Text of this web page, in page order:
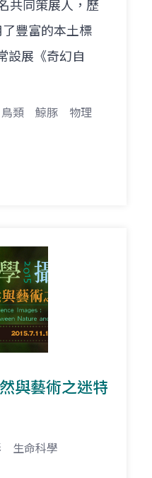
共同策展人，歷
豐富的本土標
設展《奇幻自
鳥類 鯨豚 物理
與藝術之迷特
生命科學